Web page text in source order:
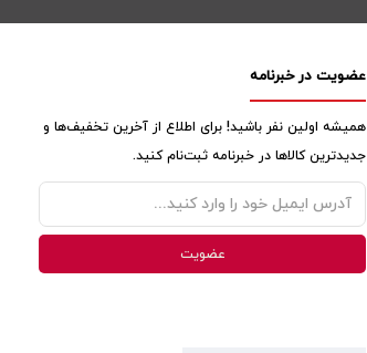
عضویت در خبرنامه
همیشه اولین نفر باشید! برای اطلاع از آخرین تخفیف‌ها و
جدیدترین کالاها در خبرنامه ثبت‌نام کنید.